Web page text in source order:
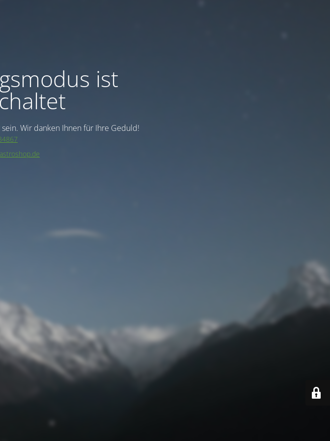
ist
Wir danken Ihnen für Ihre Geduld!